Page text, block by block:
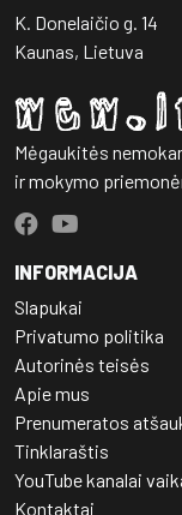
K. Donelaičio g. 14
Kaunas, Lietuva
Mėgaukitės
ir mokymo
INFORMACIJA
Slapukai
Privatumo politika
Autorinės teisės
Apie mus
Prenumeratos
Tinklaraštis
YouTube kanalai
Kontaktai